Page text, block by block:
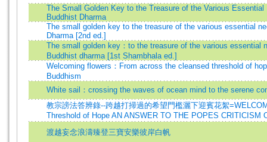
The Small Golden Key to the Treasure of the Various
Buddhist Dharma
The small golden key to the treasure of the various essential
Dharma [2nd ed.]
The small golden key：to the treasure of the various essential
Buddhist dharma [1st Shambhala ed.]
Welcoming flowers：From across the cleansed threshold of
Buddhism
White sail：crossing the waves of ocean mind to the serene
教宗謗法答辨錄--跨越打掃過的希望門檻灑下迎賓花絮
Threshold of Hope AN ANSWER TO THE POPES CRITICISM
渡越妄念浪濤臻登三寶安樂彼岸白帆